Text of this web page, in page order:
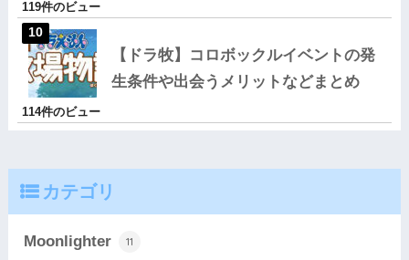
119件のビュー
【ドラ牧】コロボックルイベントの発
生条件や出会うメリットなどまとめ
114件のビュー
カテゴリ
Moonlighter 11